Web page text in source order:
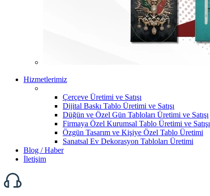
Hizmetlerimiz
Çerçeve Üretimi ve Satışı
Dijital Baskı Tablo Üretimi ve Satışı
Düğün ve Özel Gün Tabloları Üretimi ve Satışı
Firmaya Özel Kurumsal Tablo Üretimi ve Satışı
Özgün Tasarım ve Kişiye Özel Tablo Üretimi
Sanatsal Ev Dekorasyon Tabloları Üretimi
Blog / Haber
İletişim